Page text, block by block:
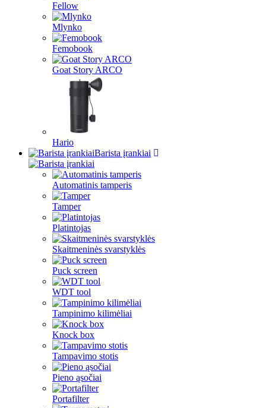
Fellow
Mlynko
Femobook
Goat Story ARCO
Hario
Barista įrankiai
Automatinis tamperis
Tamper
Platintojas
Skaitmeninės svarstyklės
Puck screen
WDT tool
Tampinimo kilimėliai
Knock box
Tampavimo stotis
Pieno ąsočiai
Portafilter